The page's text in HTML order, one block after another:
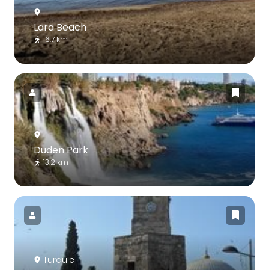
Lara Beach
16.7 km
Duden Park
13.2 km
Turquie